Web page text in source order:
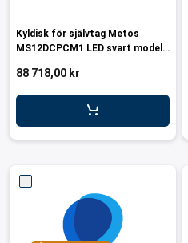
Kyldisk för självtag Metos
MS12DCPCM1 LED svart modell
88 718,00 kr